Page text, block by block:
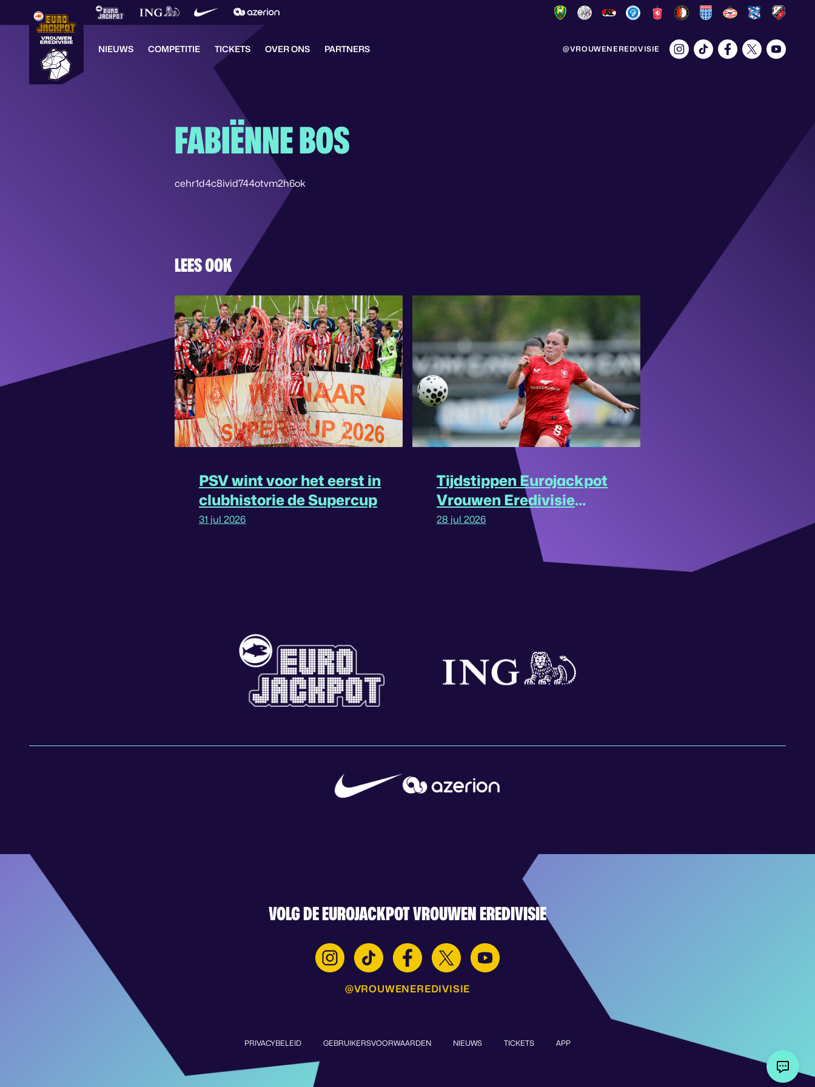
NIEUWS COMPETITIE TICKETS OVER ONS PARTNERS @VROUWENEREDIVISIE
FABIËNNE BOS
cehr1d4c8ivid744otvm2h6ok
LEES OOK
PSV wint voor het eerst in
clubhistorie de Supercup
31 jul 2026
Tijdstippen Eurojackpot
Vrouwen Eredivisie
omgedraaid
28 jul 2026
VOLG DE EUROJACKPOT VROUWEN EREDIVISIE
@VROUWENEREDIVISIE
PRIVACYBELEID GEBRUIKERSVOORWAARDEN NIEUWS TICKETS APP